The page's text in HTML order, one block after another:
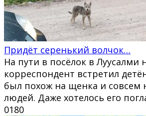
Придёт серенький волчок…
На пути в посёлок в Луусалми
корреспондент встретил
был похож на щенка и совсем
людей. Даже хотелось его
0180